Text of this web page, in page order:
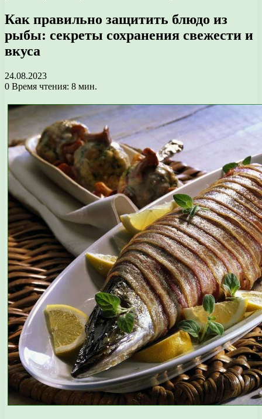
Как правильно защитить блюдо из
рыбы: секреты сохранения свежести и
вкуса
24.08.2023
0 Время чтения: 8 мин.